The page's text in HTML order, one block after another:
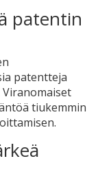
patentin
patentteja
tiukemmin